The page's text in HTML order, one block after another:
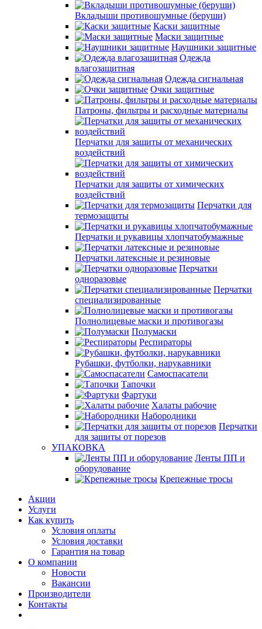
Вкладыши противошумные (беруши)
Каски защитные
Маски защитные
Наушники защитные
Одежда
влагозащитная
Одежда сигнальная
Очки защитные
Патроны, фильтры и расходные материалы
Перчатки для защиты от механических
воздействий
Перчатки для защиты от химических
воздействий
Перчатки для
термозащиты
Перчатки и рукавицы хлопчатобумажные
Перчатки латексные и резиновые
Перчатки
одноразовые
Перчатки
специализированные
Полнолицевые маски и противогазы
Полумаски
Респираторы
Рубашки, футболки, нарукавники
Самоспасатели
Тапочки
Фартуки
Халаты рабочие
Набородники
Перчатки
для защиты от порезов
УПАКОВКА
Ленты ПП и
оборудование
Крепежные тросы
Акции
Услуги
Как купить
Условия оплаты
Условия доставки
Гарантия на товар
О компании
Новости
Вакансии
Производители
Контакты